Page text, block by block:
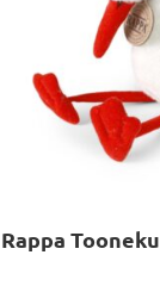
Rappa